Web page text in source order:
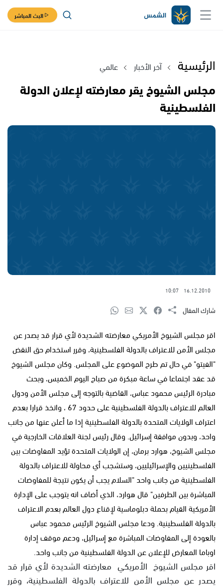
البث المباشر
الرئيسية آخر الأخبار عالمي
مجلس الشيوخ يقر معارضته لإعلان الدولة
الفلسطينية
16.12.2010
10:07
شارك المقال
اقر مجلس الشيوخ الأمريكي معارضته الشديدة لأي قرار قد يصدر عن
مجلس الأمن للاعتراف بالدولة الفلسطينية، وقرر استخدام حق النقض
"الفيتو" في حال تم طرح الموضوع على المجلس. وكان مجلس الشيوخ
قد عقد اجتماعا في ساعة مبكرة من صباح اليوم الخميس، وبحث
مبادرة الرئيس محمود عباس، القاضية بالتوجه إلى مجلس الأمن ودول
العالم للاعتراف بالدولة الفلسطينية على حدود 67 ، واتخذ قرارا بعدم
اعتراف الولايات المتحدة بالدولة الفلسطينية إذا ما أعلن عنها من جانب
واحد، وبدون موافقة إسرائيل. وقال رئيس لجنة العلاقات الخارجية في
مجلس الشيوخ، هوارد برمان، إن الولايات المتحدة تؤيد المفاوضات بين
الفلسطينيين والإسرائيليين، وستشجب أي محاولة للاعتراف بالدولة
الفلسطينية من جانب واحد "السلام يجب أن يكون نتيجة للمفاوضات
المباشرة بين الطرفين" قال هوارد، الذي أضاف انه يتوجب على الإدارة
الأمريكية القيام بحملة دبلوماسية لإقناع دول العالم بعدم الاعتراف
بالدولة الفلسطينية. ودعا مجلس الشيوخ الرئيس محمود عباس
بالعودة إلى المفاوضات المباشرة مع إسرائيل، ودعم موقف إدارة
اوباما المعارض للإعلان عن الدولة الفلسطينية من جانب واحد.
اقر مجلس الشيوخ الأمريكي معارضته الشديدة لأي قرار قد
يصدر عن مجلس الأمن للاعتراف بالدولة الفلسطينية، وقرر